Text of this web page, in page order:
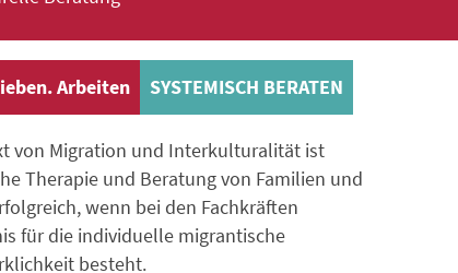
Arbeiten SYSTEMISCH BERATEN
von Migration und Interkulturalität ist
Therapie und Beratung von Familien und
wenn bei den Fachkräften
für die individuelle migrantische
besteht.